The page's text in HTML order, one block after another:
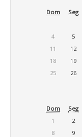
Dom Seg
4
5
11
12
18
19
25
26
Dom Seg
1
2
8
9